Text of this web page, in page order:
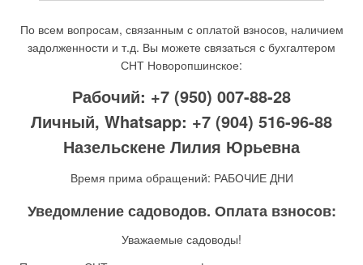
По всем вопросам, связанным с оплатой взносов, наличием
задолженности и т.д. Вы можете связаться с бухгалтером
СНТ Новоропшинское:
Рабочий: +7 (950) 007-88-28
Личный, Whatsapp: +7 (904) 516-96-88
Назельскене Лилия Юрьевна
Время прима обращений: РАБОЧИЕ ДНИ
Уведомление садоводов. Оплата взносов:
Уважаемые садоводы!